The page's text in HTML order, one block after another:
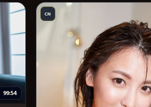
99:54
CN